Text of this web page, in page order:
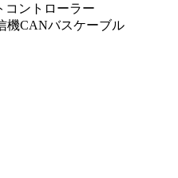
コントローラー
機CANバスケーブル